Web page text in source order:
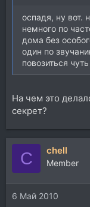
оспадя, ну вот.
немного по
дома без
один по
повозиться
На чем это
секрет?
C chell
Member
6 Май 2010